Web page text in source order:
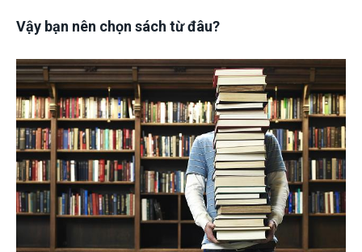
Vậy bạn nên chọn sách từ đâu?